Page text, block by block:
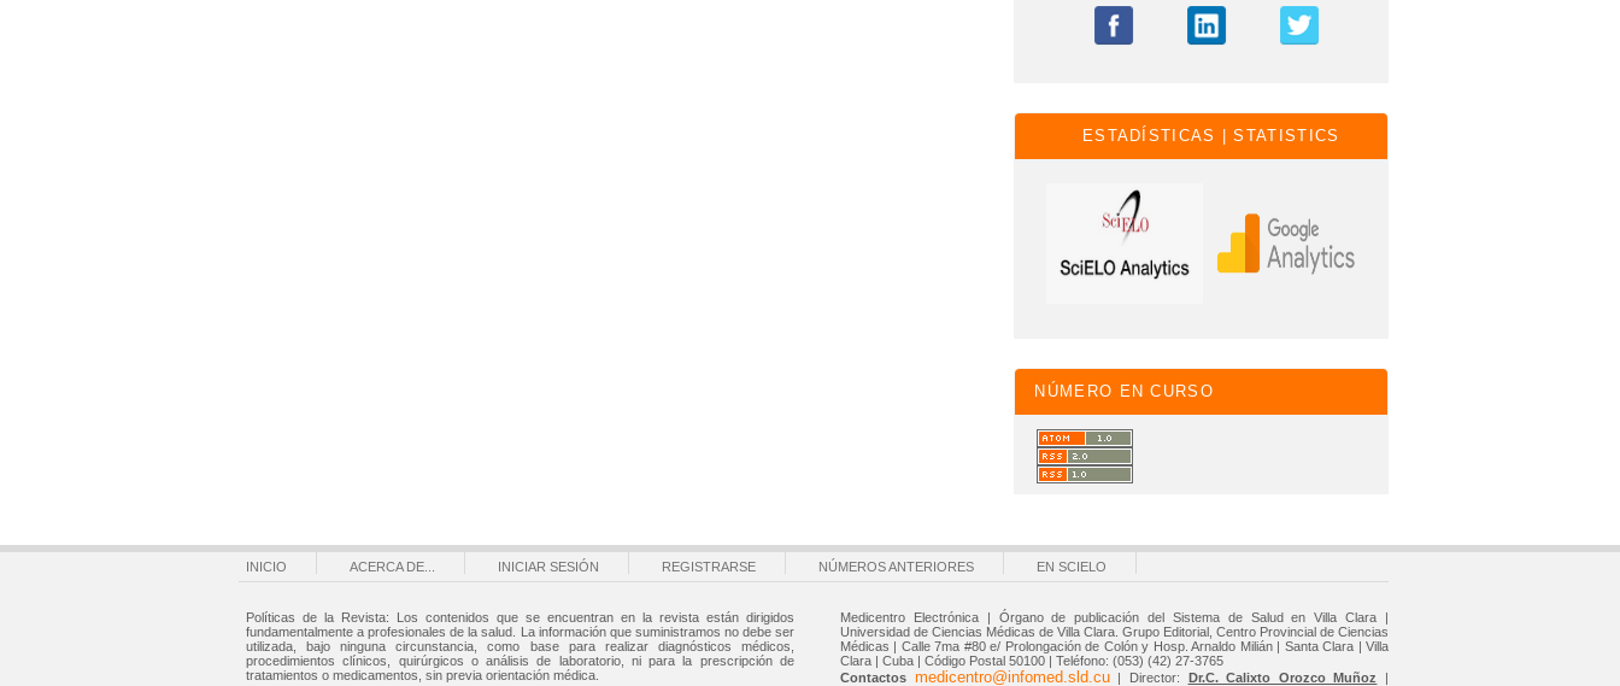
ESTADÍSTICAS | STATISTICS
NÚMERO EN CURSO
INICIO ACERCA DE... INICIAR SESIÓN REGISTRARSE NÚMEROS ANTERIORES EN SCIELO
Políticas de la Revista: Los contenidos que se encuentran en la revista están dirigidos
fundamentalmente a profesionales de la salud. La información que suministramos no debe ser
utilizada, bajo ninguna circunstancia, como base para realizar diagnósticos médicos,
procedimientos clínicos, quirúrgicos o análisis de laboratorio, ni para la prescripción de
tratamientos o medicamentos, sin previa orientación médica.
Medicentro Electrónica | Órgano de publicación del Sistema de Salud en Villa Clara |
Universidad de Ciencias Médicas de Villa Clara. Grupo Editorial, Centro Provincial de Ciencias
Médicas | Calle 7ma #80 e/ Prolongación de Colón y Hosp. Arnaldo Milián | Santa Clara | Villa
Clara | Cuba | Código Postal 50100 | Teléfono: (053) (42) 27-3765
Contactos medicentro@infomed.sld.cu | Director: Dr.C. Calixto Orozco Muñoz |